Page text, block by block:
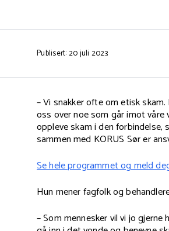
Publisert: 20 juli 2023
– Vi snakker ofte om etisk
oss over noe som går imot
oppleve skam i den
sammen med KORUS Sør er
Se hele programmet og meld
Hun mener fagfolk og
– Som mennesker vil vi jo